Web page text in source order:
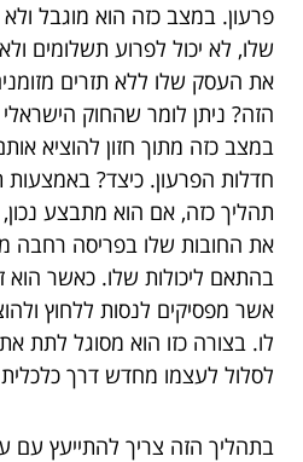
פרעון. במצב כזה הוא מוגבל
שלו, לא יכול לפרוע תשלומים
את העסק שלו ללא תזרים
הזה? ניתן לומר שהחוק
במצב כזה מתוך חזון להוציא
חדלות הפרעון. כיצד?
תהליך כזה, אם הוא מתבצע
את החובות שלו בפריסה רחבה
בהתאם ליכולות שלו. כאשר
אשר מפסיקים לנסות ללחוץ
לו. בצורה כזו הוא מסוגל לתת
לסלול לעצמו מחדש דרך כלכלית
בתהליך הזה צריך להתייעץ עם